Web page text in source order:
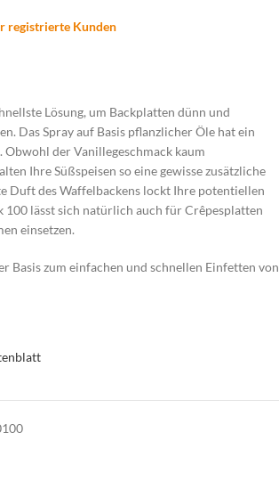
registrierte Kunden
Lösung, um Backplatten dünn und
Das Spray auf Basis pflanzlicher Öle hat ein
der Vanillegeschmack kaum
Ihre Süßspeisen so eine gewisse zusätzliche
Duft des Waffelbackens lockt Ihre potentiellen
100 lässt sich natürlich auch für Crêpesplatten
einsetzen.
Basis zum einfachen und schnellen Einfetten von